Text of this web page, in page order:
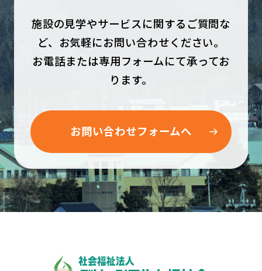
施設の見学やサービスに関するご質問な
ど、お気軽にお問い合わせください。
お電話または専用フォームにて承ってお
ります。
お問い合わせフォームへ